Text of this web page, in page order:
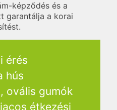
képződés és a
garantálja a korai
érés
hús
ovális gumók
étkezési